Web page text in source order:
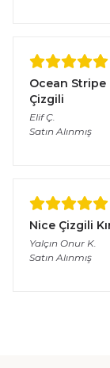
Ocean Stripe
Çizgili
Elif Ç.
Satın Alınmış
Nice Çizgili
Yalçın Onur K.
Satın Alınmış